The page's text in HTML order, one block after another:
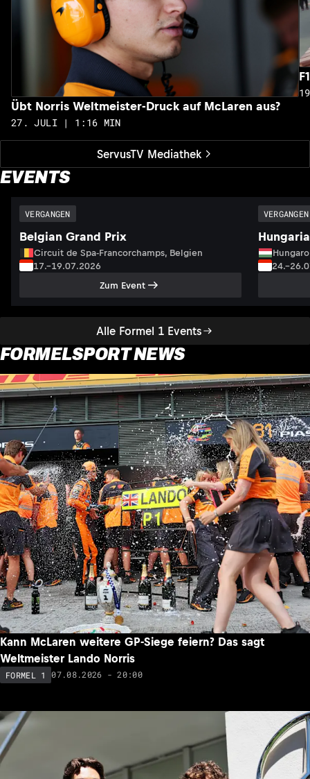
ServusTV Mediathek
Übt Norris Weltmeister-Druck auf McLaren aus?
27. JULI | 1:16 MIN
EVENTS
Alle Formel 1 Events
VERGANGEN
Belgian Grand Prix
Circuit de Spa-Francorchamps, Belgien
17.–19.07.2026
Zum Event
VERGANGEN
FORMELSPORT NEWS
Kann McLaren weitere GP-Siege feiern? Das sagt
Weltmeister Lando Norris
FORMEL 1 07.08.2026 - 20:00